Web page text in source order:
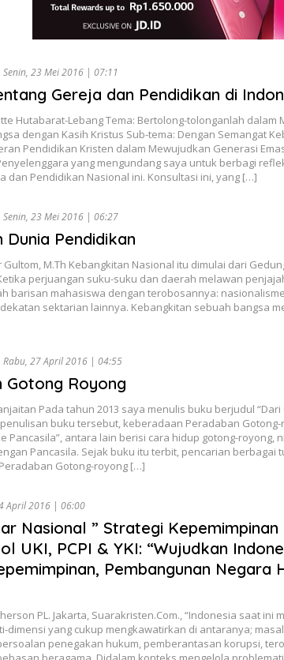
Senin, 23 Mei 2016 | 07:11
Gereja dan Pendidikan di
Hutabarat-Lebang Tema: Bertolong-tolonganlah dalam
dengan Kasih Kristus Sub-tema: Dengan Semangat
Pendidikan Kristen dalam Mewujudkan Generasi
yang mengundang saya untuk berbagi
dan Pendidikan Nasional ini. Konsultasi ini, yang […]
Senin, 23 Mei 2016 | 06:27
Dunia Pendidikan
Gultom, M.Th Kebangkitan Nasional itu dimulai dari
perjuangan suku-suku dan daerah melawan
barisan mahasiswa dengan terobosannya:
sektarian lainnya. Kebangkitan sebuah bangsa
Rabu, 27 April 2016 | 04:55
Gotong Royong
Pada tahun 2013 saya menulis buku berjudul
buku tersebut, keberadaan Peradaban Gotong-
Pancasila”, antara lain berisi cara hidup gotong-royong,
Pancasila. Sejak buku itu terbit, pencarian berbagai
Gotong-royong […]
April 2016 | 06:00
Nasional ” Strategi
UKI, PCPI & YKI: “Wujudkan
Pembangunan Negara
PL. Jakarta, Suarakristen.Com., “Indonesia saat
dimensi yang cukup mengkawatirkan di antaranya;
penegakan hukum, pemberantasan korupsi,